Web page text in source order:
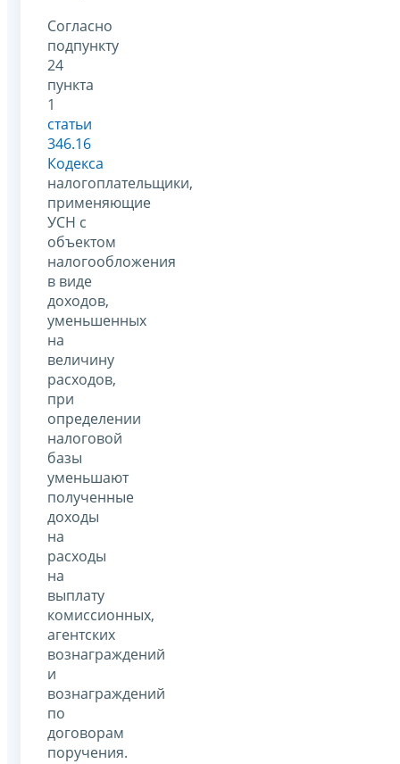
Согласно
подпункту
24
пункта
1
статьи
346.16
Кодекса
налогоплательщики,
применяющие
УСН с
объектом
налогообложения
в виде
доходов,
уменьшенных
на
величину
расходов,
при
определении
налоговой
базы
уменьшают
полученные
доходы
на
расходы
на
выплату
комиссионных,
агентских
вознаграждений
и
вознаграждений
по
договорам
поручения.